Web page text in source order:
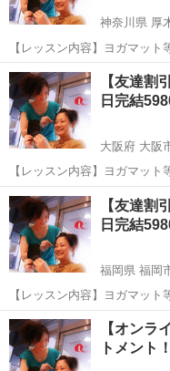
神奈川県 厚
【レッスン内容】ヨガマット
す。レッスンは学科と実技を
を脱がずそのまま行います。
いくテクニックと、ヨガの要
神奈川 厚木市 マッサ
【友達割
日完結
大阪府 大阪
【レッスン内容】ヨガマッ
す。レッスンは学科と実技を
を脱がずそのまま行います。
いくテクニックと、ヨガの要
大阪 大阪市 マッサ
【友達割
日完結
福岡県 福岡
【レッスン内容】ヨガマッ
す。レッスンは学科と実技を
を脱がずそのまま行います。
いくテクニックと、ヨガの要
福岡 福岡市 マッサー
【オンラ
トメント